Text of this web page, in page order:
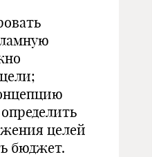
целей
бюджет.